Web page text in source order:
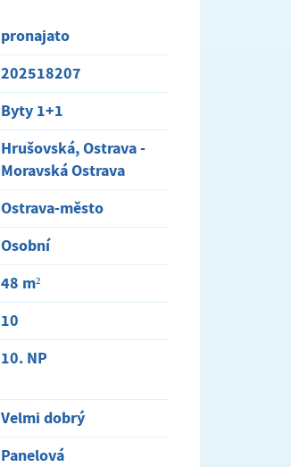
pronajato
202518207
Byty 1+1
Hrušovská, Ostrava -
Moravská Ostrava
Ostrava-město
Osobní
48 m²
10
10. NP
Velmi dobrý
Panelová